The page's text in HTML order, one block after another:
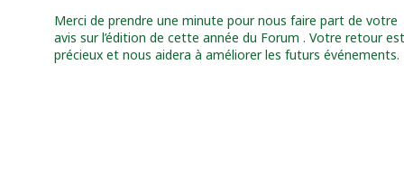
Merci de prendre une minute pour nous faire part de votre
avis sur l’édition de cette année du Forum . Votre retour est
précieux et nous aidera à améliorer les futurs événements.